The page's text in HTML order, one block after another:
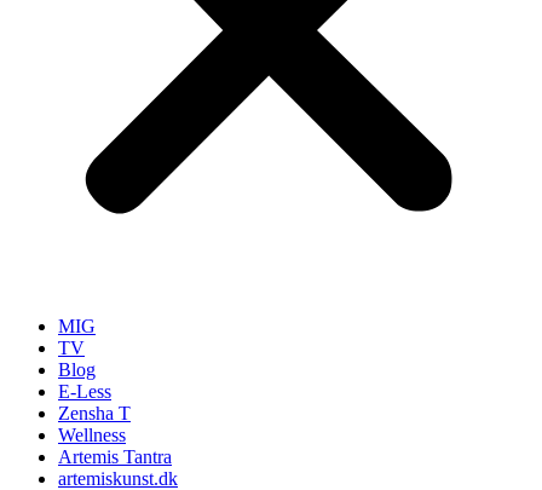
MIG
TV
Blog
E-Less
Zensha T
Wellness
Artemis Tantra
artemiskunst.dk